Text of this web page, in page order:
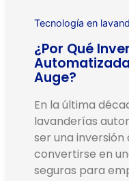
Tecnología en
¿Por Qué
Auge?
En la última
lavanderías
ser una
convertirse en
seguras para